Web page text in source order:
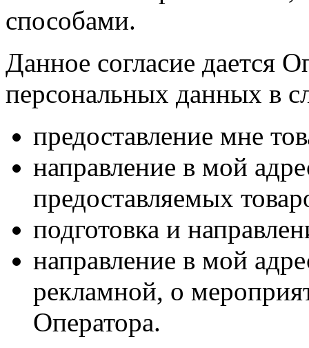
способами.
Данное согласие дается
персональных данных в
предоставление мне
направление в мой
предоставляемых
подготовка и
направление в мой
рекламной, о
Оператора.